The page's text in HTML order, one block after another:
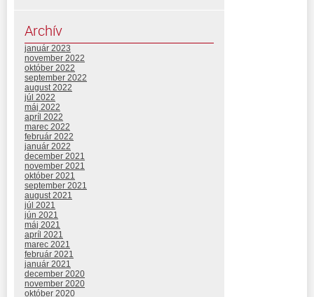
Archív
január 2023
november 2022
október 2022
september 2022
august 2022
júl 2022
máj 2022
apríl 2022
marec 2022
február 2022
január 2022
december 2021
november 2021
október 2021
september 2021
august 2021
júl 2021
jún 2021
máj 2021
apríl 2021
marec 2021
február 2021
január 2021
december 2020
november 2020
október 2020